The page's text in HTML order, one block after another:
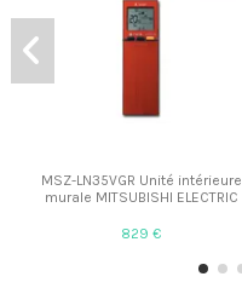
MSZ-LN35VGR Unité intérieure
murale MITSUBISHI ELECTRIC
829 €